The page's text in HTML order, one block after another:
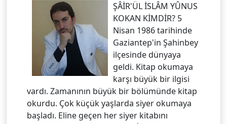
ŞÂİR'ÜL İSLÂM YÛNUS
KOKAN KİMDİR? 5
Nisan 1986 tarihinde
Gaziantep'in Şahinbey
ilçesinde dünyaya
geldi. Kitap okumaya
karşı büyük bir ilgisi
vardı. Zamanının büyük bir bölümünde kitap
okurdu. Çok küçük yaşlarda siyer okumaya
başladı. Eline geçen her siyer kitabını